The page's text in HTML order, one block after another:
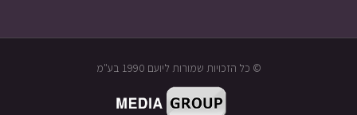
© כל הזכויות שמורות ליועם 1990 בע"מ